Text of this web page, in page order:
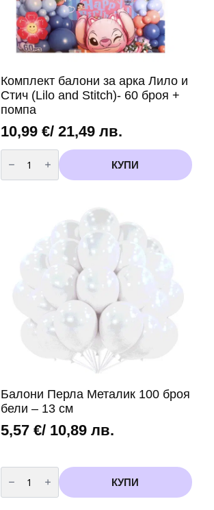
Комплект балони за арка Лило и
Стич (Lilo and Stitch)- 60 броя +
помпа
10,99 €/ 21,49 лв.
количество
за
Комплект
балони
КУПИ
Балони Перла Металик 100 броя
бели – 13 см
5,57 €/ 10,89 лв.
количество
за
Балони
Перла
КУПИ